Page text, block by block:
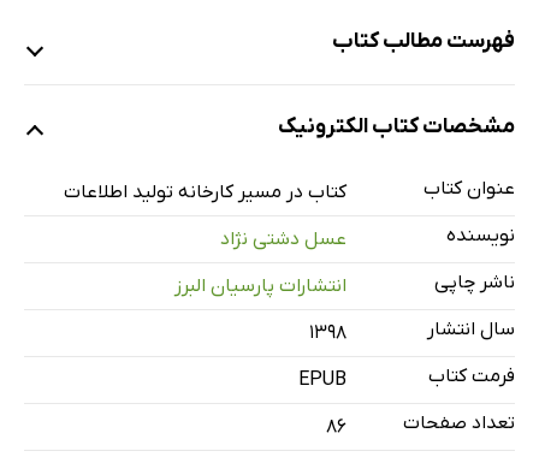
فهرست مطالب کتاب
توصیه نامه
فصل دوم: آغاز مسیر فروش
فصل سوم: آغاز سفر
فصل چهارم: ادامه مسیر
تقدیر و تشکر
مشخصات کتاب الکترونیک
عنوان کتاب
کتاب در مسیر کارخانه تولید اطلاعات
نویسنده
عسل دشتی نژاد
ناشر چاپی
انتشارات پارسیان البرز
سال انتشار
۱۳۹۸
فرمت کتاب
EPUB
تعداد صفحات
86